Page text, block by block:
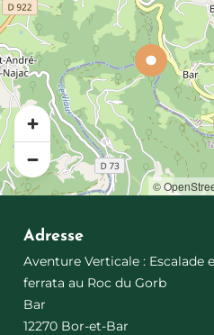
©
Adresse
Aventure Verticale : Escalade
ferrata au Roc du Gorb
Bar
12270 Bor-et-Bar